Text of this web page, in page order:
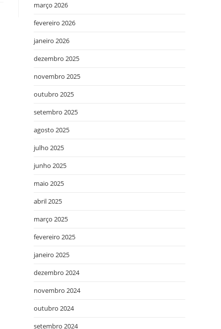
março 2026
fevereiro 2026
janeiro 2026
dezembro 2025
novembro 2025
outubro 2025
setembro 2025
agosto 2025
julho 2025
junho 2025
maio 2025
abril 2025
março 2025
fevereiro 2025
janeiro 2025
dezembro 2024
novembro 2024
outubro 2024
setembro 2024